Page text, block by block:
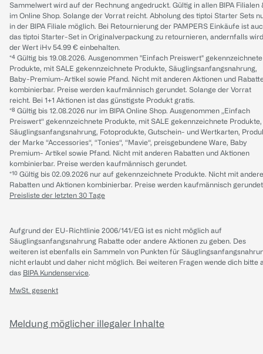
Sammelwert wird auf der Rechnung angedruckt. Gültig in allen BIPA Filialen
im Online Shop. Solange der Vorrat reicht. Abholung des tiptoi Starter Sets
in der BIPA Filiale möglich. Bei Retournierung der PAMPERS Einkäufe ist
das tiptoi Starter-Set in Originalverpackung zu retournieren, andernfalls wird
der Wert iHv 54.99 € einbehalten.
*⁴ Gültig bis 19.08.2026. Ausgenommen "Einfach Preiswert" gekennzeichnete
Produkte, mit SALE gekennzeichnete Produkte, Säuglingsanfangsnahrung,
Baby-Premium-Artikel sowie Pfand. Nicht mit anderen Aktionen und
kombinierbar. Preise werden kaufmännisch gerundet. Solange der Vorrat
reicht. Bei 1+1 Aktionen ist das günstigste Produkt gratis.
*⁸ Gültig bis 12.08.2026 nur im BIPA Online Shop. Ausgenommen „Einfach
Preiswert“ gekennzeichnete Produkte, mit SALE gekennzeichnete Produkte,
Säuglingsanfangsnahrung, Fotoprodukte, Gutschein- und Wertkarten,
der Marke “Accessories“, “Tonies“, “Mavie“, preisgebundene Ware, Baby
Premium- Artikel sowie Pfand. Nicht mit anderen Rabatten und Aktionen
kombinierbar. Preise werden kaufmännisch gerundet.
*¹⁰ Gültig bis 02.09.2026 nur auf gekennzeichnete Produkte. Nicht mit
Rabatten und Aktionen kombinierbar. Preise werden kaufmännisch
Preisliste der letzten 30 Tage
Aufgrund der EU-Richtlinie 2006/141/EG ist es nicht möglich auf
Säuglingsanfangsnahrung Rabatte oder andere Aktionen zu geben. Des
weiteren ist ebenfalls ein Sammeln von Punkten für
nicht erlaubt und daher nicht möglich. Bei weiteren Fragen wende dich bitte
das BIPA Kundenservice.
MwSt. gesenkt
Meldung möglicher illegaler Inhalte